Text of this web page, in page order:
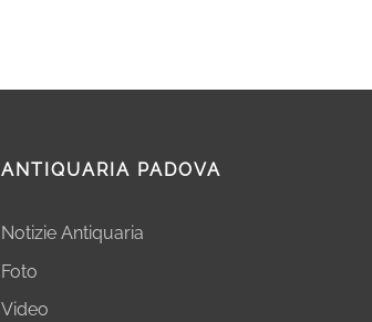
ANTIQUARIA PADOVA
Notizie Antiquaria
Foto
Video